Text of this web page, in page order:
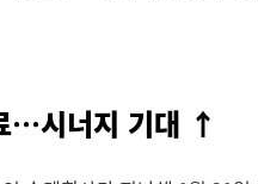
…시너지 기대 ↑